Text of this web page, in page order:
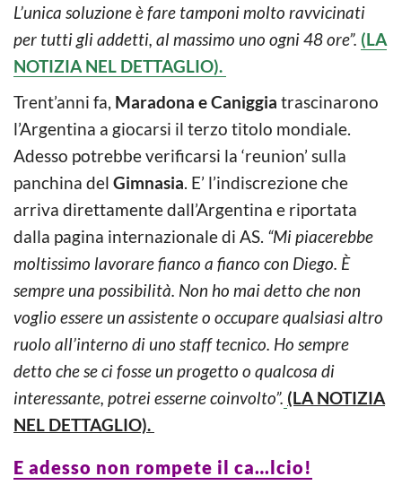
L’unica soluzione è fare tamponi molto ravvicinati
per tutti gli addetti, al massimo uno ogni 48 ore”. (LA
NOTIZIA NEL DETTAGLIO).
Trent’anni fa, Maradona e Caniggia trascinarono
l’Argentina a giocarsi il terzo titolo mondiale.
Adesso potrebbe verificarsi la ‘reunion’ sulla
panchina del Gimnasia. E’ l’indiscrezione che
arriva direttamente dall’Argentina e riportata
dalla pagina internazionale di AS. “Mi piacerebbe
moltissimo lavorare fianco a fianco con Diego. È
sempre una possibilità. Non ho mai detto che non
voglio essere un assistente o occupare qualsiasi altro
ruolo all’interno di uno staff tecnico. Ho sempre
detto che se ci fosse un progetto o qualcosa di
interessante, potrei esserne coinvolto”. (LA NOTIZIA
NEL DETTAGLIO).
E adesso non rompete il ca…lcio!